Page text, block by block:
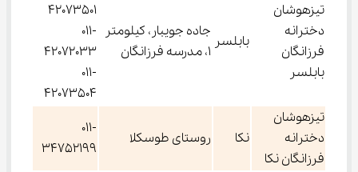
تیزهوشان
دخترانه
فرزانگان
بابلسر
بابلسر
جاده جویبار، کیلومتر
1، مدرسه فرزانگان
42073501
011-
42072033
011-
42073504
تیزهوشان
دخترانه
فرزانگان نکا
نکا روستای طوسکلا
011-
34752199